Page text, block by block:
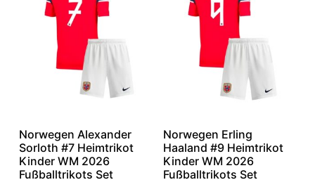
Norwegen Alexander
Sorloth #7 Heimtrikot
Kinder WM 2026
Fußballtrikots Set
Norwegen Erling
Haaland #9 Heimtrikot
Kinder WM 2026
Fußballtrikots Set